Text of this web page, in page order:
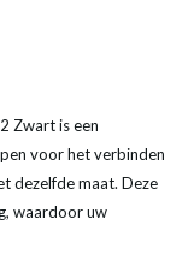
Zwart is een
voor het verbinden
dezelfde maat. Deze
waardoor uw